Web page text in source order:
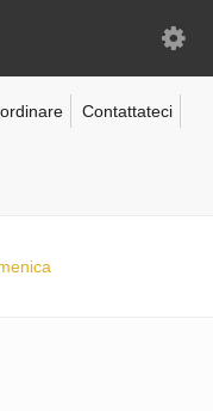
Contattateci